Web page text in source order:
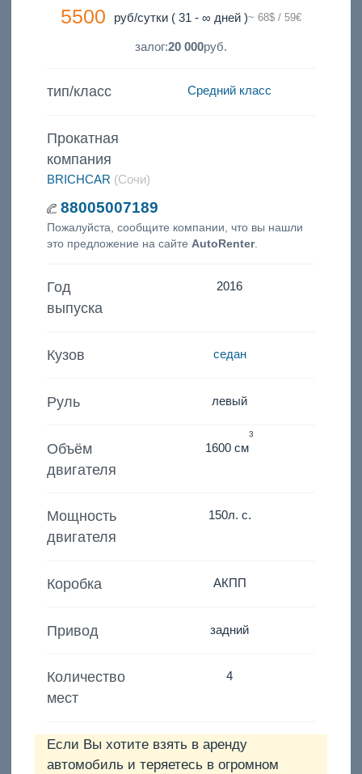
5500 руб/сутки ( 31 - ∞ дней )~ 68$ / 59€
залог:20 000руб.
тип/класс Средний класс
Прокатная
компания
BRICHCAR (Сочи)
88005007189
Пожалуйста, сообщите компании, что вы нашли
это предложение на сайте AutoRenter.
Год
выпуска
2016
Кузов седан
Руль левый
Объём
двигателя
1600 см
3
Мощность
двигателя
150л. с.
Коробка АКПП
Привод задний
Количество
мест
4
Если Вы хотите взять в аренду
автомобиль и теряетесь в огромном